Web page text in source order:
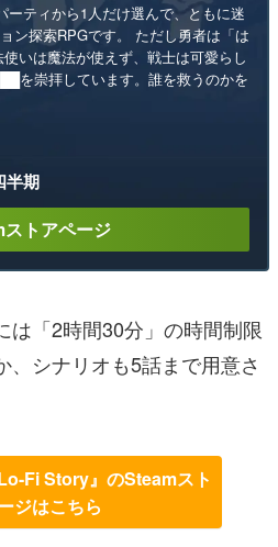
ーティから1人だけ選んで、ともに迷
ン探索RPGです。 ただし勇者は「は
いは魔法が使えず、戦士は可愛らし
を崇拝しています。誰を救うのかを
半期
トアページ
は「2時間30分」の時間制限
、シナリオも5話まで用意さ
Fi Story』のSteamスト
ジはこちら